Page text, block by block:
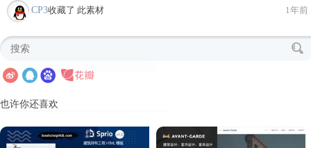
CP3收藏了 此素材 1年前
也许你还喜欢